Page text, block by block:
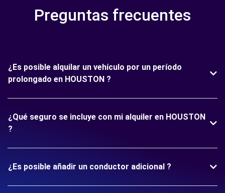
Preguntas frecuentes
¿Es posible alquilar un vehículo por un período
prolongado en HOUSTON ?
¿Qué seguro se incluye con mi alquiler en HOUSTON
?
¿Es posible añadir un conductor adicional ?